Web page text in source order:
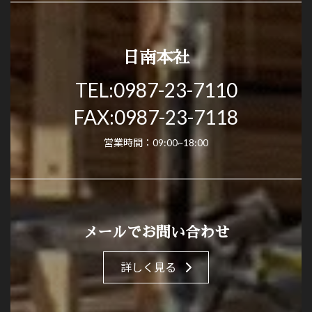
日南本社
TEL:0987-23-7110
FAX:0987-23-7118
営業時間： 09:00~18:00
メールでお問い合わせ
詳しく見る